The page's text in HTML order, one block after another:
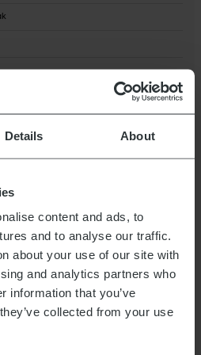
Details About
content and ads, to
and to analyse our traffic.
about your use of our site with
and analytics partners who
information that you’ve
collected from your use